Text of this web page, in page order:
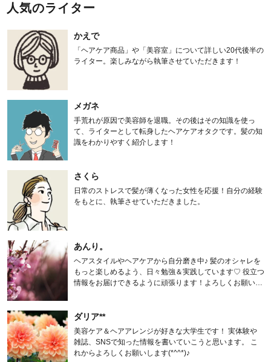
人気のライター
かえで
「ヘアケア商品」や「美容室」について詳しい20代後半の
ライター。楽しみながら執筆させていただきます！
メガネ
手荒れが原因で美容師を退職。その後はその知識を使っ
て、ライターとして転身したヘアケアオタクです。髪の知
識をわかりやすく紹介します！
さくら
日常のストレスで髪が薄くなった女性を応援！自分の経験
をもとに、執筆させていただきました。
あんり。
ヘアスタイルやヘアケアから自分磨き中♪ 髪のオシャレを
もっと楽しめるよう、日々勉強＆実践しています♡ 役立つ
情報をお届けできるように頑張ります！よろしくお願いし
ダリア**
美容ケア＆ヘアアレンジが好きな大学生です！ 実体験や
雑誌、SNSで知った情報を書いていこうと思います。 こ
れからよろしくお願いします(*^^*)♪